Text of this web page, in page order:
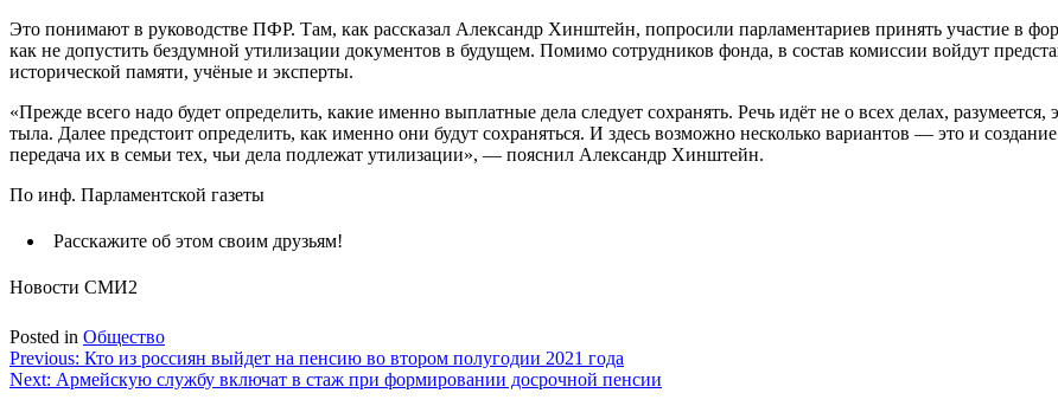
Это понимают в руководстве ПФР. Там, как рассказал Александр Хинштейн, попросили парламентариев принять участие в
как не допустить бездумной утилизации документов в будущем. Помимо сотрудников фонда, в состав комиссии войдут
исторической памяти, учёные и эксперты.
«Прежде всего надо будет определить, какие именно выплатные дела следует сохранять. Речь идёт не о всех делах,
тыла. Далее предстоит определить, как именно они будут сохраняться. И здесь возможно несколько вариантов — это и
передача их в семьи тех, чьи дела подлежат утилизации», — пояснил Александр Хинштейн.
По инф. Парламентской газеты
Расскажите об этом своим друзьям!
Новости СМИ2
Posted in Общество
Навигация
по
Previous: Кто из россиян выйдет на пенсию во втором полугодии 2021 года
Next: Армейскую службу включат в стаж при формировании досрочной пенсии